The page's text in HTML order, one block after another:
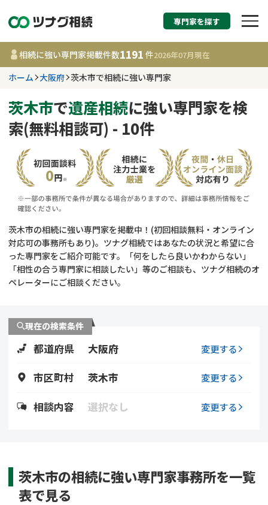
相続税申告・相続手
す
大阪府
事務所
相談内容で探す
相続登記
遺留分侵害額請求
コラム
相続手続き
専門家を探す
相続に強い専門家掲載件数1191 件2026年07月現在
ホーム 大阪府 茨木市で相続に強い専門家
茨木市で遺産相続に強い専門家を検
索(無料相談可) - 10件
茨木市の相続に強い専門家を掲載中！(初回相談無料・オンライン
対応可の事務所もあり)。ツナグ相続ではあなたの状況と希望に合
った専門家をご紹介可能です。「何をしたら良いかわからない」
「相性の合う専門家に相談したい」等のご相談も、ツナグ相続のオ
ペレーターにご相談ください。
現在の検索条件
都道府県 大阪府 変更する
市区町村 茨木市 変更する
相談内容 選択なし 変更する
茨木市の相続に強い専門家事務所を一覧
表で見る